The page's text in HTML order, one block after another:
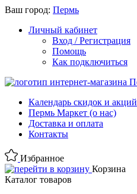
Ваш город: Пермь
Личный кабинет
Вход / Регистрация
Помощь
Как подключиться
Календарь скидок и акций
Пермь Маркет (о нас)
Доставка и оплата
Контакты
Избранное
Корзина
Каталог товаров